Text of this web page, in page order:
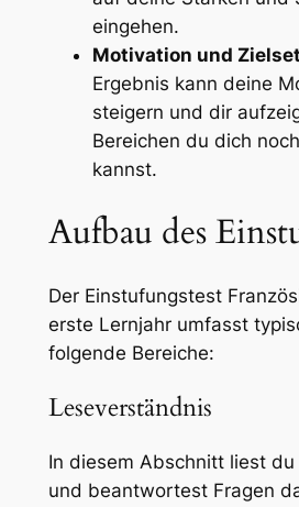
eingehen.
Motivation und
Ergebnis kann deine
steigern und dir
Bereichen du dich
kannst.
Aufbau des
Der Einstufungstest
erste Lernjahr umfasst
folgende Bereiche:
Leseverständnis
In diesem Abschnitt liest
und beantwortest Fragen